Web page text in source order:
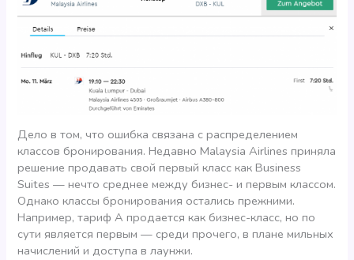
Дело в том, что ошибка связана с распределением
классов бронирования. Недавно Malaysia Airlines приняла
решение продавать свой первый класс как Business
Suites — нечто среднее между бизнес- и первым классом.
Однако классы бронирования остались прежними.
Например, тариф А продается как бизнес-класс, но по
сути является первым — среди прочего, в плане мильных
начислений и доступа в лаунжи.